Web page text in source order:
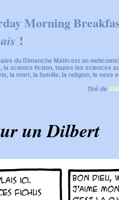
Morning
!
du Dimanche Matin est un
la science fiction, toutes les sciences
la mort, la famille, la religion, le sexe
Tiré de
un Dilbert